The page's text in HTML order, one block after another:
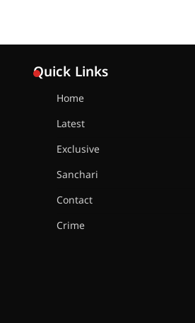
Quick Links
Home
Latest
Exclusive
Sanchari
Contact
Crime